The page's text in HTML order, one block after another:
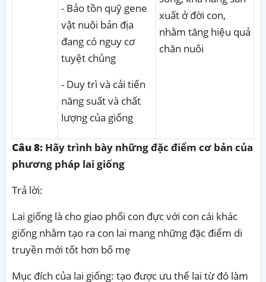
- Bảo tồn quỹ gene
vật nuôi bản địa
đang có nguy cơ
tuyệt chủng
- Duy trì và cải tiến
năng suất và chất
lượng của giống
xuất ở đời con,
nhằm tăng hiệu quả
chăn nuôi
Câu 8: Hãy trình bày những đặc điểm cơ bản của
phương pháp lai giống
Trả lời:
Lai giống là cho giao phối con đực với con cái khác
giống nhằm tạo ra con lai mang những đặc điểm di
truyền mới tốt hơn bố mẹ
Mục đích của lai giống: tạo được ưu thế lai từ đó làm